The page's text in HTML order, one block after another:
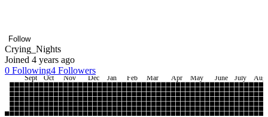
Follow
Crying_Nights
Joined 4 years ago
0 Following4 Followers
Sept Oct Nov Dec Jan Feb Mar Apr May June July Aug